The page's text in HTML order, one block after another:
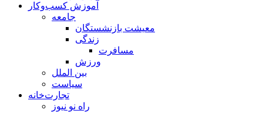
آموزش کسب‌وکار
جامعه
معیشت بازنشستگان
زندگی
مسافرت
ورزش
بین الملل
سیاست
تجارت‌خانه
راه نو نیوز